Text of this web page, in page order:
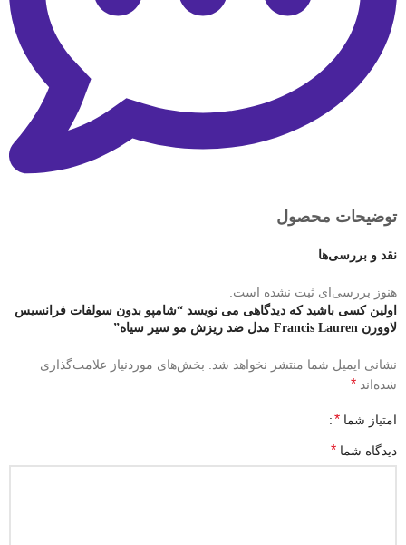
توضیحات محصول
نقد و بررسی‌ها
هنوز بررسی‌ای ثبت نشده است.
اولین کسی باشید که دیدگاهی می نویسد “شامپو بدون سولفات فرانسیس
لاوورن Francis Lauren مدل ضد ریزش مو سیر سیاه”
نشانی ایمیل شما منتشر نخواهد شد. بخش‌های موردنیاز علامت‌گذاری
شده‌اند *
امتیاز شما *
دیدگاه شما *